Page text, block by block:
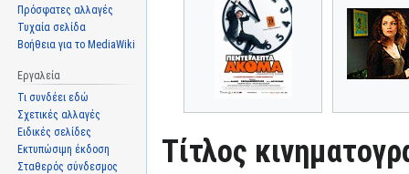
Τίτλος
Πρόσφατες αλλαγές
Τυχαία σελίδα
Βοήθεια για το MediaWiki
Εργαλεία
Τι συνδέει εδώ
Σχετικές αλλαγές
Ειδικές σελίδες
Εκτυπώσιμη έκδοση
Σταθερός σύνδεσμος